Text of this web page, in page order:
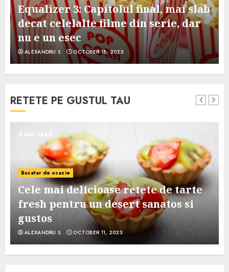
Equalizer 3: Capitolul final, mai slab
decat celelalte filme din serie, dar
nu e un esec
ALEXANDRU S. OCTOBER 18, 2023
RETETE PE GUSTUL TAU
4 min read
Bucatar de ocazie
Cele mai delicioase retete de tarte
fresh pentru un desert sanatos si
gustos
ALEXANDRU S. OCTOBER 11, 2023